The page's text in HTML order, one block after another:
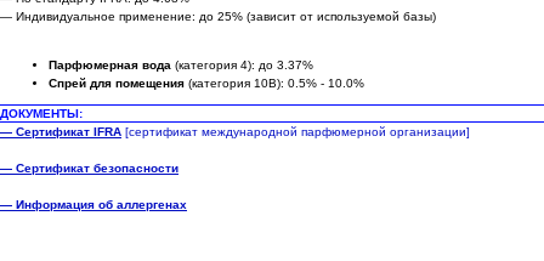
— Индивидуальное применение: до 25% (зависит от используемой базы)
Парфюмерная вода (категория 4): до 3.37%
Спрей для помещения (категория 10B): 0.5% - 10.0%
ДОКУМЕНТЫ:
— Сертификат IFRA [сертификат международной парфюмерной организации]
— Сертификат безопасности
— Информация об аллергенах